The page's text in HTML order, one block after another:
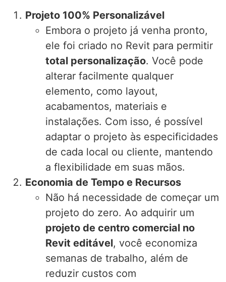
Projeto 100% Personalizável
Embora o projeto já venha pronto,
ele foi criado no Revit para permitir
total personalização. Você pode
alterar facilmente qualquer
elemento, como layout,
acabamentos, materiais e
instalações. Com isso, é possível
adaptar o projeto às especificidades
de cada local ou cliente, mantendo
a flexibilidade em suas mãos.
Economia de Tempo e Recursos
Não há necessidade de começar um
projeto do zero. Ao adquirir um
projeto de centro comercial no
Revit editável, você economiza
semanas de trabalho, além de
reduzir custos com